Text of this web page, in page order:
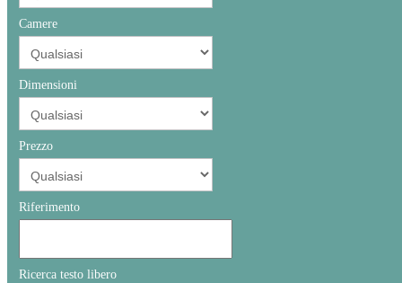
Camere
Dimensioni
Prezzo
Riferimento
Ricerca testo libero